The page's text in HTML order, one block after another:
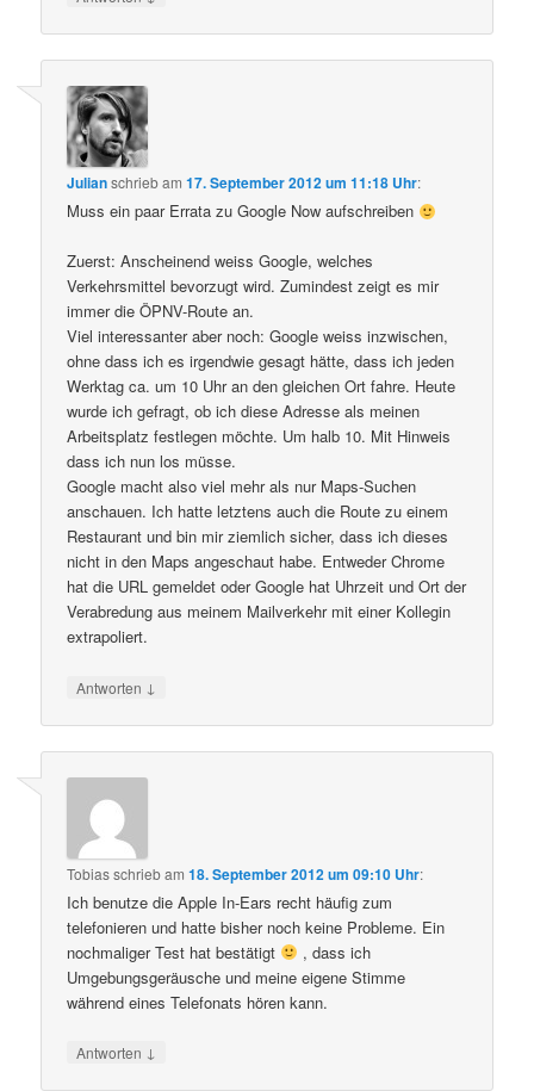
Julianschriebam17. September 2012 um 11:18 Uhr:
Muss ein paar Errata zu Google Now aufschreiben
Zuerst: Anscheinend weiss Google, welches
Verkehrsmittel bevorzugt wird. Zumindest zeigt es mir
immer die ÖPNV-Route an.
Viel interessanter aber noch: Google weiss inzwischen,
ohne dass ich es irgendwie gesagt hätte, dass ich jeden
Werktag ca. um 10 Uhr an den gleichen Ort fahre. Heute
wurde ich gefragt, ob ich diese Adresse als meinen
Arbeitsplatz festlegen möchte. Um halb 10. Mit Hinweis
dass ich nun los müsse.
Google macht also viel mehr als nur Maps-Suchen
anschauen. Ich hatte letztens auch die Route zu einem
Restaurant und bin mir ziemlich sicher, dass ich dieses
nicht in den Maps angeschaut habe. Entweder Chrome
hat die URL gemeldet oder Google hat Uhrzeit und Ort der
Verabredung aus meinem Mailverkehr mit einer Kollegin
extrapoliert.
Antworten ↓
Tobiasschriebam18. September 2012 um 09:10 Uhr:
Ich benutze die Apple In-Ears recht häufig zum
telefonieren und hatte bisher noch keine Probleme. Ein
nochmaliger Test hat bestätigt
, dass ich
Umgebungsgeräusche und meine eigene Stimme
während eines Telefonats hören kann.
Antworten ↓